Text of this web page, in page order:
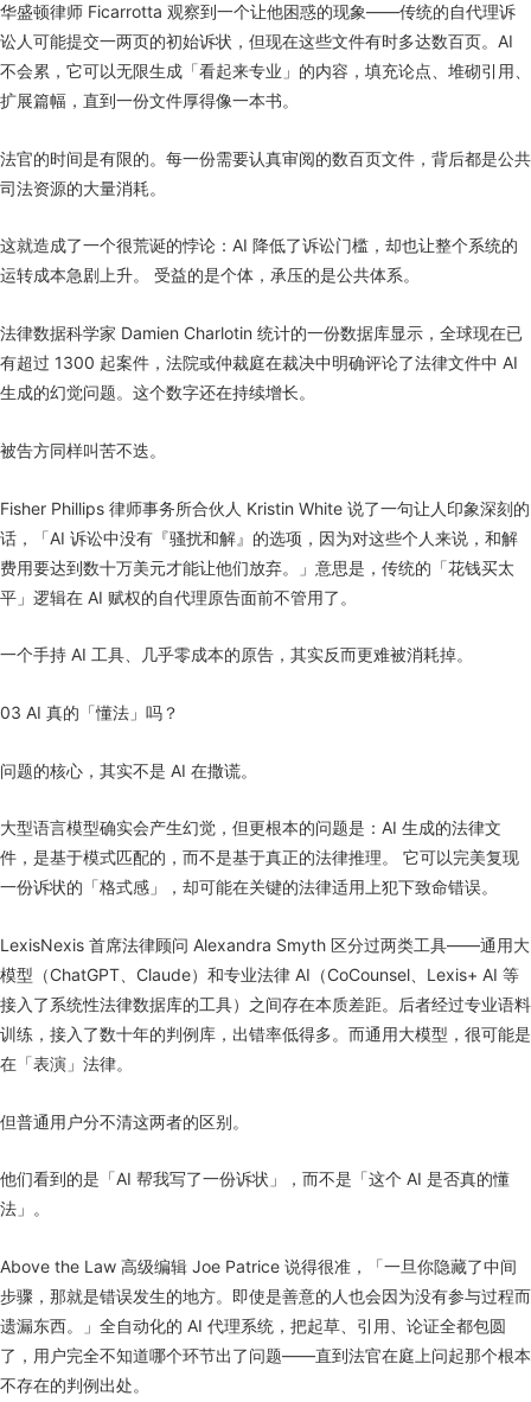
华盛顿律师 Ficarrotta 观察到一个让他困惑的现象——传统的自代理诉
讼人可能提交一两页的初始诉状，但现在这些文件有时多达数百页。AI
不会累，它可以无限生成「看起来专业」的内容，填充论点、堆砌引用、
扩展篇幅，直到一份文件厚得像一本书。
法官的时间是有限的。每一份需要认真审阅的数百页文件，背后都是公共
司法资源的大量消耗。
这就造成了一个很荒诞的悖论：AI 降低了诉讼门槛，却也让整个系统的
运转成本急剧上升。 受益的是个体，承压的是公共体系。
法律数据科学家 Damien Charlotin 统计的一份数据库显示，全球现在已
有超过 1300 起案件，法院或仲裁庭在裁决中明确评论了法律文件中 AI
生成的幻觉问题。这个数字还在持续增长。
被告方同样叫苦不迭。
Fisher Phillips 律师事务所合伙人 Kristin White 说了一句让人印象深刻的
话，「AI 诉讼中没有『骚扰和解』的选项，因为对这些个人来说，和解
费用要达到数十万美元才能让他们放弃。」意思是，传统的「花钱买太
平」逻辑在 AI 赋权的自代理原告面前不管用了。
一个手持 AI 工具、几乎零成本的原告，其实反而更难被消耗掉。
03 AI 真的「懂法」吗？
问题的核心，其实不是 AI 在撒谎。
大型语言模型确实会产生幻觉，但更根本的问题是：AI 生成的法律文
件，是基于模式匹配的，而不是基于真正的法律推理。 它可以完美复现
一份诉状的「格式感」，却可能在关键的法律适用上犯下致命错误。
LexisNexis 首席法律顾问 Alexandra Smyth 区分过两类工具——通用大
模型（ChatGPT、Claude）和专业法律 AI（CoCounsel、Lexis+ AI 等
接入了系统性法律数据库的工具）之间存在本质差距。后者经过专业语料
训练，接入了数十年的判例库，出错率低得多。而通用大模型，很可能是
在「表演」法律。
但普通用户分不清这两者的区别。
他们看到的是「AI 帮我写了一份诉状」，而不是「这个 AI 是否真的懂
法」。
Above the Law 高级编辑 Joe Patrice 说得很准，「一旦你隐藏了中间
步骤，那就是错误发生的地方。即使是善意的人也会因为没有参与过程而
遗漏东西。」全自动化的 AI 代理系统，把起草、引用、论证全都包圆
了，用户完全不知道哪个环节出了问题——直到法官在庭上问起那个根本
不存在的判例出处。